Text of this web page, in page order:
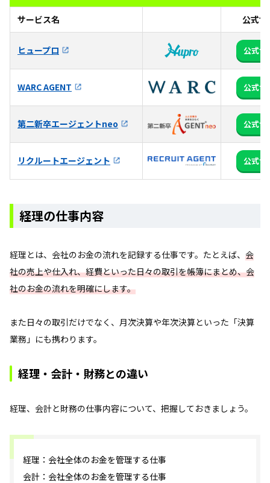
サービス名 公式サ
ヒュープロ 公式サ
WARC AGENT 公式サ
第二新卒エージェントneo 公式サ
リクルートエージェント 公式サ
経理の仕事内容
経理とは、会社のお金の流れを記録する仕事です。たとえば、 会
社の売上や仕入れ、経費といった日々の取引を帳簿にまとめ、会
社のお金の流れを明確にします。
また日々の取引だけでなく、月次決算や年次決算といった「決算
業務」にも携わります。
経理・会計・財務との違い
経理、会計と財務の仕事内容について、把握しておきましょう。
経理：会社全体のお金を管理する仕事
会計：会社全体のお金を管理する仕事